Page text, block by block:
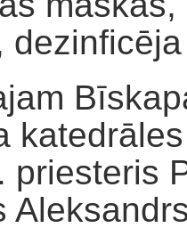
priesteris